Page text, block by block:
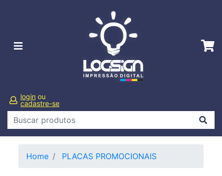
login ou
cadastre-se
Home PLACAS PROMOCIONAIS